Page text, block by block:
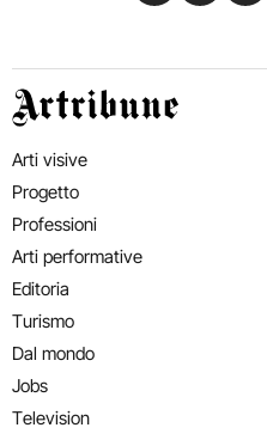
Artribune
Arti visive
Progetto
Professioni
Arti performative
Editoria
Turismo
Dal mondo
Jobs
Television